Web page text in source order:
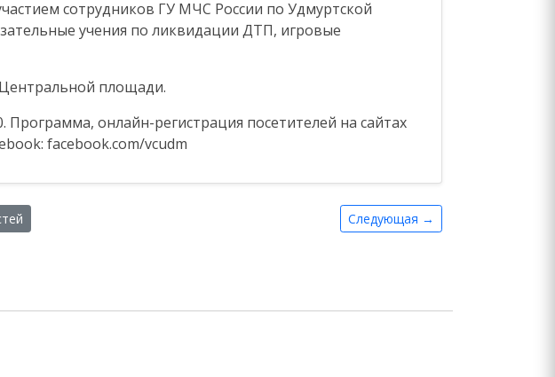
сотрудников ГУ МЧС России по Удмуртской
учения по ликвидации ДТП, игровые
площади.
онлайн-регистрация посетителей на сайтах
facebook.com/vcudm
Следующая →